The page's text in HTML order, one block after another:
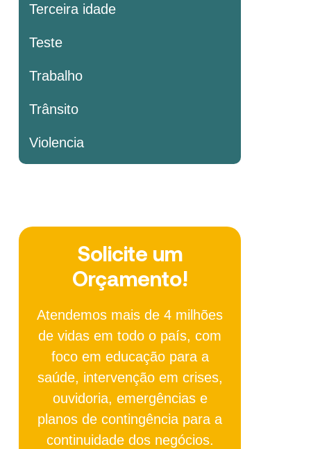
Terceira idade
Teste
Trabalho
Trânsito
Violencia
Solicite um
Orçamento!
Atendemos mais de 4 milhões
de vidas em todo o país, com
foco em educação para a
saúde, intervenção em crises,
ouvidoria, emergências e
planos de contingência para a
continuidade dos negócios.